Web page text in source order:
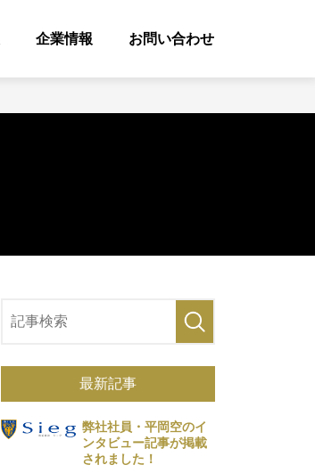
企業情報 お問い合わせ
最新記事
弊社社員・平岡空のイ
ンタビュー記事が掲載
されました！